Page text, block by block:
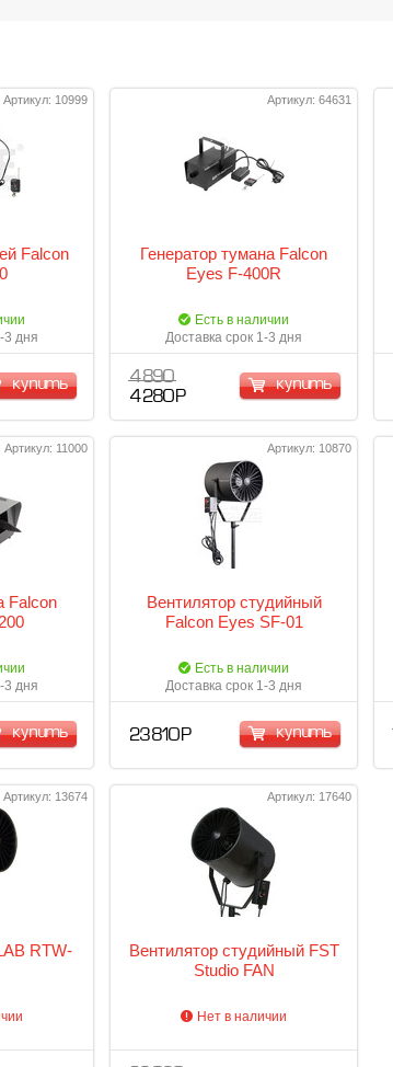
Артикул: 10999
Falcon
3 дня
купить
Артикул: 64631
Генератор тумана Falcon
Eyes F-400R
Есть в наличии
Доставка срок 1-3 дня
4 890
4 280 Р
купить
Артикул: 11000
Falcon
3 дня
купить
Артикул: 10870
Вентилятор студийный
Falcon Eyes SF-01
Есть в наличии
Доставка срок 1-3 дня
23 810 Р купить
Артикул: 13674
RTW-
Артикул: 17640
Вентилятор студийный FST
Studio FAN
Нет в наличии